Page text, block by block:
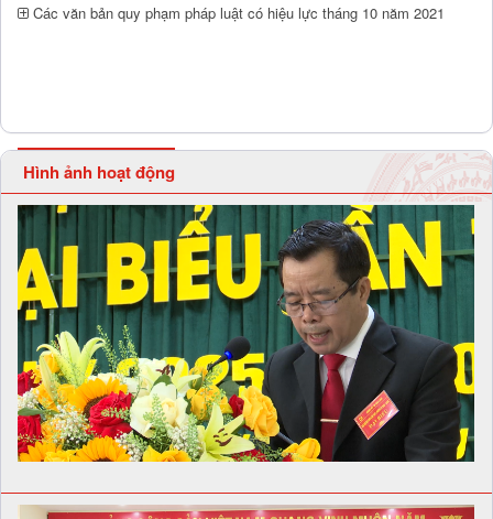
Các văn bản quy phạm pháp luật có hiệu lực tháng 10 năm 2021
Hình ảnh hoạt động